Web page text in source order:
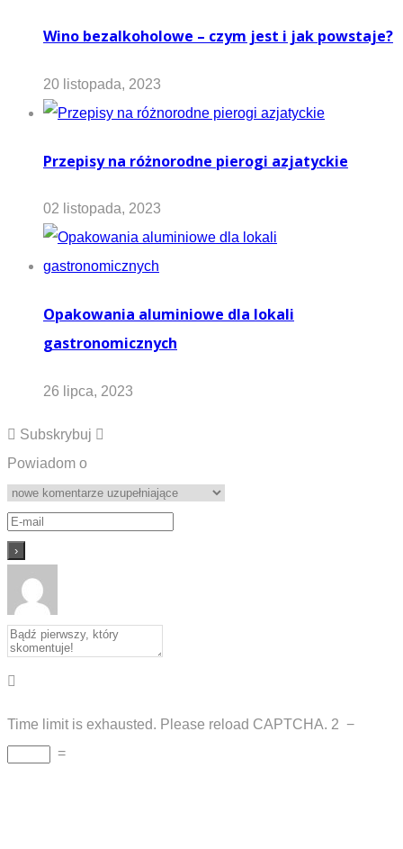
Wino bezalkoholowe – czym jest i jak powstaje?
20 listopada, 2023
Przepisy na różnorodne pierogi azjatyckie
02 listopada, 2023
Opakowania aluminiowe dla lokali
gastronomicznych
26 lipca, 2023
Subskrybuj
Powiadom o
Time limit is exhausted. Please reload CAPTCHA. 2 −
=